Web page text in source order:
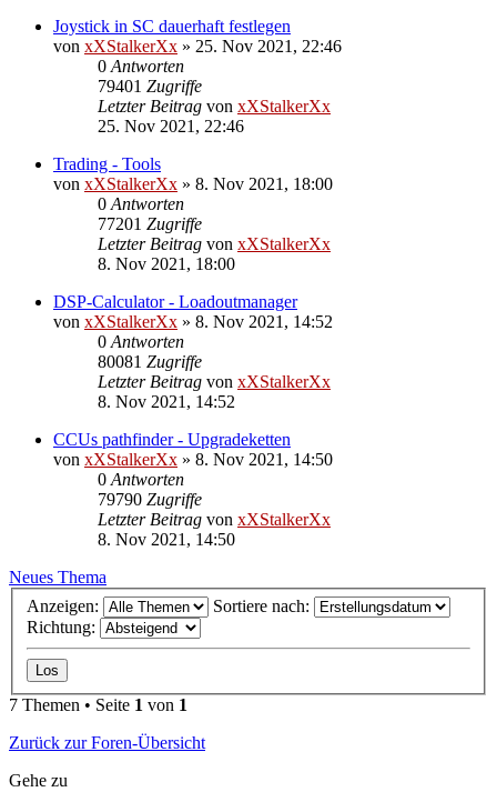
Joystick in SC dauerhaft festlegen
von xXStalkerXx » 25. Nov 2021, 22:46
0Antworten
79401 Zugriffe
Letzter Beitrag von xXStalkerXx
25. Nov 2021, 22:46
Trading - Tools
von xXStalkerXx » 8. Nov 2021, 18:00
0Antworten
77201 Zugriffe
Letzter Beitrag von xXStalkerXx
8. Nov 2021, 18:00
DSP-Calculator - Loadoutmanager
von xXStalkerXx » 8. Nov 2021, 14:52
0Antworten
80081 Zugriffe
Letzter Beitrag von xXStalkerXx
8. Nov 2021, 14:52
CCUs pathfinder - Upgradeketten
von xXStalkerXx » 8. Nov 2021, 14:50
0Antworten
79790 Zugriffe
Letzter Beitrag von xXStalkerXx
8. Nov 2021, 14:50
Neues Thema
Anzeigen:
Sortiere nach:
Richtung:
7 Themen • Seite 1 von 1
Zurück zur Foren-Übersicht
Gehe zu